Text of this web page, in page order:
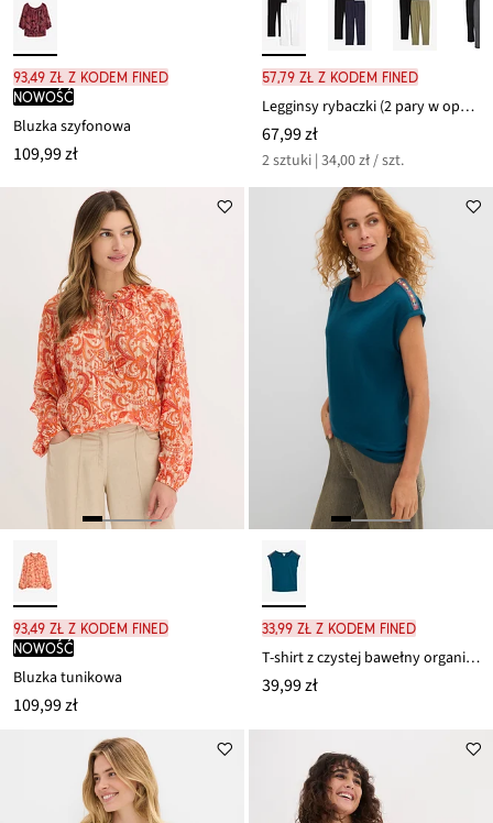
93,49 zł z kodem FINED
nowość
Bluzka szyfonowa
109,99 zł
57,79 zł z kodem FINED
Legginsy rybaczki (2 pary w opak.)
67,99 zł
2 sztuki | 34,00 zł / szt.
93,49 zł z kodem FINED
nowość
Bluzka tunikowa
109,99 zł
33,99 zł z kodem FINED
T-shirt z czystej bawełny organicznej
39,99 zł